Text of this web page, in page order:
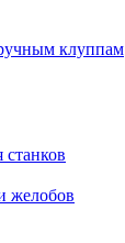
клуппам
желобов